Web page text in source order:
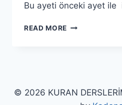
Bu ayeti önceki ayet
READ MORE FURKAN
© 2026 KURAN